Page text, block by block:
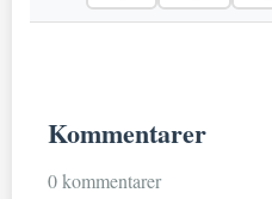
Kommentarer
0 kommentarer